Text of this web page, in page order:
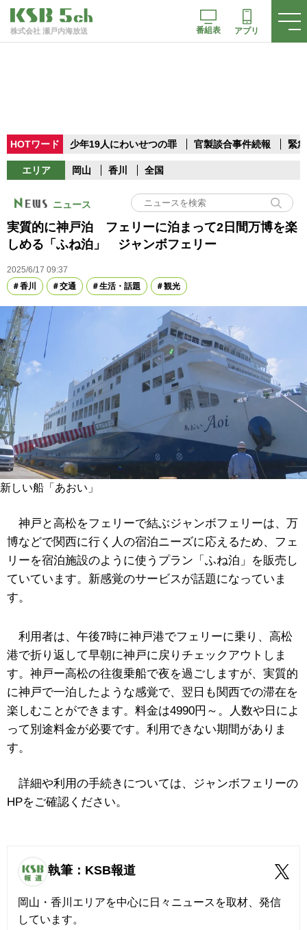
株式会社 瀬戸内海放送 番組表 アプリ
HOTワード 少年19人にわいせつの罪 官製談合事件続報 緊
エリア 岡山 香川 全国
ニュース
実質的に神戸泊 フェリーに泊まって2日間万博を楽
しめる「ふね泊」 ジャンボフェリー
2025/6/17 09:37
香川
交通 生活・話題 観光
新しい船「あおい」
神戸と高松をフェリーで結ぶジャンボフェリーは、万
博などで関西に行く人の宿泊ニーズに応えるため、フェ
リーを宿泊施設のように使うプラン「ふね泊」を販売し
ていています。新感覚のサービスが話題になっていま
す。
利用者は、午後7時に神戸港でフェリーに乗り、高松
港で折り返して早朝に神戸に戻りチェックアウトしま
す。神戸ー高松の往復乗船で夜を過ごしますが、実質的
に神戸で一泊したような感覚で、翌日も関西での滞在を
楽しむことができます。料金は4990円～。人数や日によ
って別途料金が必要です。利用できない期間がありま
す。
詳細や利用の手続きについては、ジャンボフェリーの
HPをご確認ください。
執筆：KSB報道
岡山・香川エリアを中心に日々ニュースを取材、発信
しています。